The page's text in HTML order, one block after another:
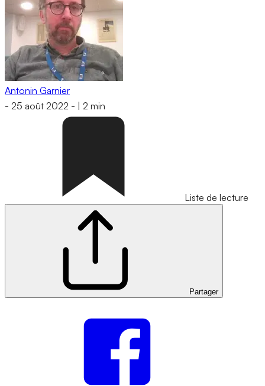
Antonin Garnier
- 25 août 2022 - 2 min
Liste de lecture
Partager